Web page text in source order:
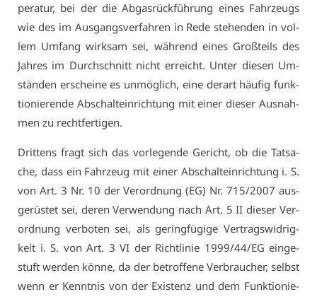
pe­ra­tur, bei der die Ab­gas­rück­füh­rung ei­nes Fahr­zeugs
wie des im Aus­gangs­ver­fah­ren in Re­de ste­hen­den in vol­
lem Um­fang wirk­sam sei, wäh­rend ei­nes Groß­teils des
Jah­res im Durch­schnitt nicht er­reicht. Un­ter die­sen Um­
stän­den er­schei­ne es un­mög­lich, ei­ne der­art häu­fig funk­
tio­nie­ren­de Ab­schalt­ein­rich­tung mit ei­ner die­ser Aus­nah­
men zu recht­fer­ti­gen.
Drit­tens fragt sich das vor­le­gen­de Ge­richt, ob die Tat­sa­
che, dass ein Fahr­zeug mit ei­ner Ab­schalt­ein­rich­tung i. S.
von Art. 3 Nr. 10 der Ver­ord­nung (EG) Nr. 715/2007 aus­
ge­rüs­tet sei, de­ren Ver­wen­dung nach Art. 5 II die­ser Ver­
ord­nung ver­bo­ten sei, als ge­ring­fü­gi­ge Ver­trags­wid­rig­
keit i. S. von Art. 3 VI der Richt­li­nie 1999/44/EG ein­ge­
stuft wer­den kön­ne, da der be­trof­fe­ne Ver­brau­cher, selbst
wenn er Kennt­nis von der Exis­tenz und dem Funk­tio­nie­